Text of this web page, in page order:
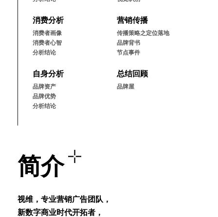
消费分析
消费者画像
消费者⼼智
分析结论
营销传播
传播策略之定位落地
品牌背书
节点事件
⾃⾝分析
品牌资产
品牌优势
分析结论
总结回顾
品牌屋
简介
视维，专业营销⼴告团队，
新数字商业时代开拓者，